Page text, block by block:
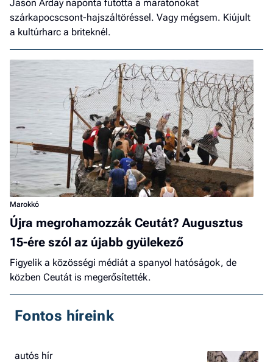
Jason Arday naponta futotta a maratonokat
szárkapocscsont-hajszáltöréssel. Vagy mégsem. Kiújult
a kultúrharc a briteknél.
Marokkó
Újra megrohamozzák Ceutát? Augusztus
15-ére szól az újabb gyülekező
Figyelik a közösségi médiát a spanyol hatóságok, de
közben Ceutát is megerősítették.
Fontos híreink
autós hír